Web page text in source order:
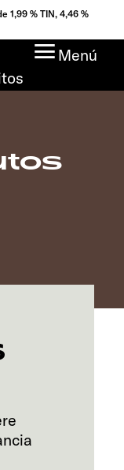
1,99 % TIN, 4,46 %
Menú